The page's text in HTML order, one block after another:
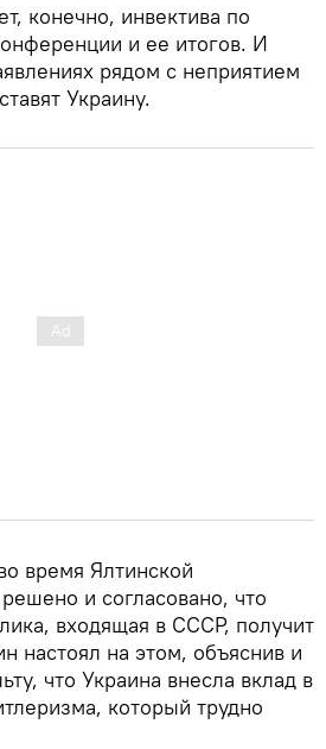
конечно, инвектива по
и ее итогов. И
рядом с неприятием
Украину.
время Ялтинской
и согласовано, что
входящая в СССР, получит
настоял на этом, объяснив и
что Украина внесла вклад в
который трудно